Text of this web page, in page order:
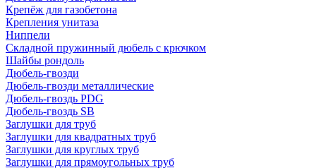
Крепёж для газобетона
Крепления унитаза
Ниппели
Складной пружинный дюбель с крючком
Шайбы рондоль
Дюбель-гвозди
Дюбель-гвозди металлические
Дюбель-гвоздь PDG
Дюбель-гвоздь SB
Заглушки для труб
Заглушки для квадратных труб
Заглушки для круглых труб
Заглушки для прямоугольных труб